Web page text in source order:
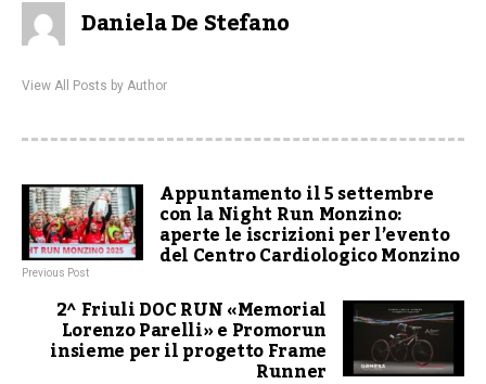
Daniela De Stefano
View All Posts by Author
Appuntamento il 5 settembre
con la Night Run Monzino:
aperte le iscrizioni per l’evento
del Centro Cardiologico Monzino
Previous Post
2^ Friuli DOC RUN «Memorial
Lorenzo Parelli» e Promorun
insieme per il progetto Frame
Runner